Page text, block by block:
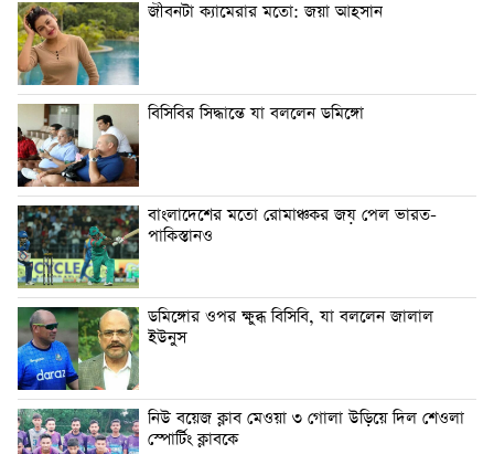
জীবনটা ক্যামেরার মতো: জয়া আহসান
বিসিবির সিদ্ধান্তে যা বললেন ডমিঙ্গো
বাংলাদেশের মতো রোমাঞ্চকর জয় পেল ভারত-
পাকিস্তানও
ডমিঙ্গোর ওপর ক্ষুব্ধ বিসিবি, যা বললেন জালাল
ইউনুস
নিউ বয়েজ ক্লাব মেওয়া ৩ গোলা উড়িয়ে দিল শেওলা
স্পোর্টিং ক্লাবকে